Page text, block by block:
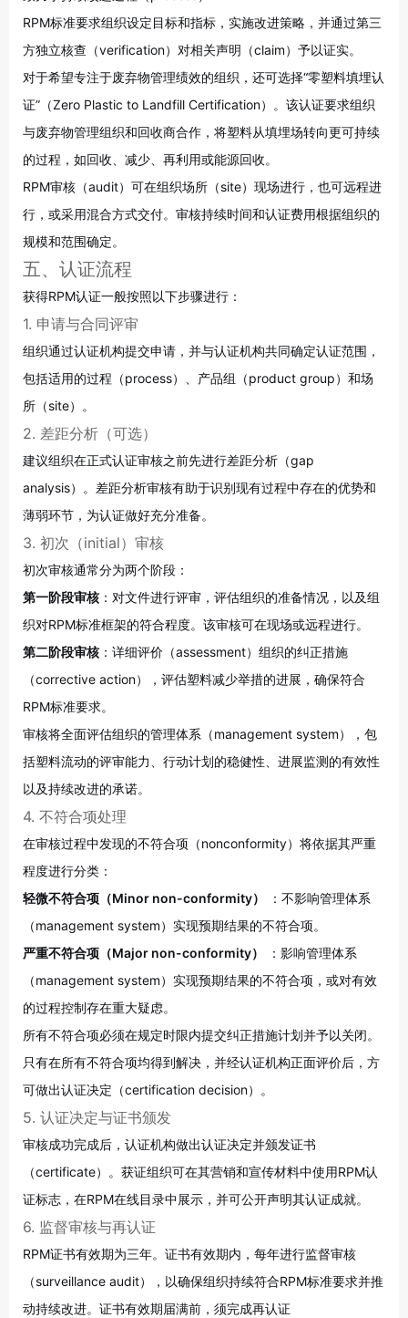
RPM标准要求组织设定目标和指标，实施改进策略，并通过第三
方独立核查（verification）对相关声明（claim）予以证实。
对于希望专注于废弃物管理绩效的组织，还可选择“零塑料填埋认
证”（Zero Plastic to Landfill Certification）。该认证要求组织
与废弃物管理组织和回收商合作，将塑料从填埋场转向更可持续
的过程，如回收、减少、再利用或能源回收。
RPM审核（audit）可在组织场所（site）现场进行，也可远程进
行，或采用混合方式交付。审核持续时间和认证费用根据组织的
规模和范围确定。
五、认证流程
获得RPM认证一般按照以下步骤进行：
1. 申请与合同评审
组织通过认证机构提交申请，并与认证机构共同确定认证范围，
包括适用的过程（process）、产品组（product group）和场
所（site）
。
2. 差距分析（可选）
建议组织在正式认证审核之前先进行差距分析（gap
analysis）。差距分析审核有助于识别现有过程中存在的优势和
薄弱环节，为认证做好充分准备。
3. 初次（initial）审核
初次审核通常分为两个阶段 ：
第一阶段审核 ：对文件进行评审，评估组织的准备情况，以及组
织对RPM标准框架的符合程度。该审核可在现场或远程进行。
第二阶段审核 ：详细评价（assessment）组织的纠正措施
（corrective action），评估塑料减少举措的进展，确保符合
RPM标准要求。
审核将全面评估组织的管理体系（management system），包
括塑料流动的评审能力、行动计划的稳健性、进展监测的有效性
以及持续改进的承诺。
4. 不符合项处理
在审核过程中发现的不符合项（nonconformity）将依据其严重
程度进行分类：
轻微不符合项（Minor non-conformity）
：不影响管理体系
（management system）实现预期结果的不符合项。
严重不符合项（Major non-conformity）
：影响管理体系
（management system）实现预期结果的不符合项，或对有效
的过程控制存在重大疑虑。
所有不符合项必须在规定时限内提交纠正措施计划并予以关闭。
只有在所有不符合项均得到解决，并经认证机构正面评价后，方
可做出认证决定（certification decision）
。
5. 认证决定与证书颁发
审核成功完成后，认证机构做出认证决定并颁发证书
（certificate）。获证组织可在其营销和宣传材料中使用RPM认
证标志，在RPM在线目录中展示，并可公开声明其认证成就。
6. 监督审核与再认证
RPM证书有效期为三年。证书有效期内，每年进行监督审核
（surveillance audit），以确保组织持续符合RPM标准要求并推
动持续改进。证书有效期届满前，须完成再认证